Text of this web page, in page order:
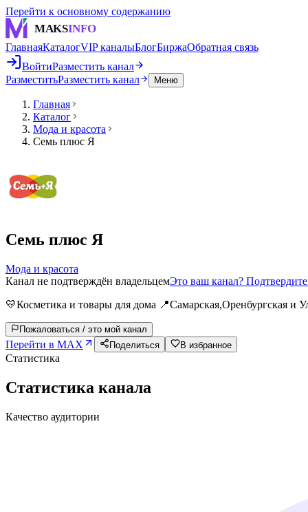
Перейти к основному содержанию
MAKSINFO
ГлавнаяКаталогVIP каналыБлогБиржаОбратная связь
ВойтиРазместить канал
РазместитьРазместить канал Меню
Главная
Каталог
Мода и красота
Семь плюс Я
Семь плюс Я
Мода и красота
Канал не подтверждён владельцемЭто ваш канал?
💛Косметика и товары для дома 📍Самарская,Оренбургская
Пожаловаться / это мой канал
Перейти в MAX Поделиться В избранное
Статистика
Статистика канала
Качество аудитории